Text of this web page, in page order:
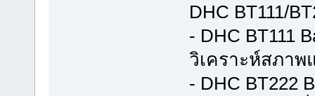
DHC BT111/
- DHC BT111
วิเคราะห์สภาพ
- DHC BT222